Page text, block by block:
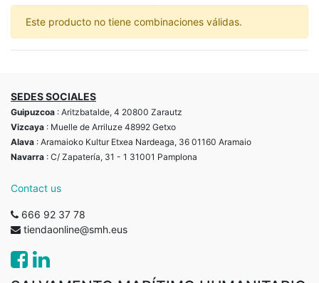
Este producto no tiene combinaciones válidas.
SEDES SOCIALES
Guipuzcoa : Aritzbatalde, 4 20800 Zarautz
Vizcaya : Muelle de Arriluze 48992 Getxo
Alava : Aramaioko Kultur Etxea Nardeaga, 36 01160 Aramaio
Navarra : C/ Zapatería, 31 - 1 31001 Pamplona
Contact us
666 92 37 78
tiendaonline@smh.eus